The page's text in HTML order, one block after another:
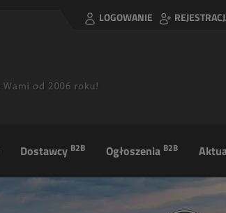
LOGOWANIE
Dostawcy B2B Ogłoszenia B2B